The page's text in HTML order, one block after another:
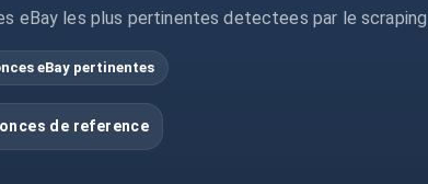
eBay les plus pertinentes detectees par le
eBay pertinentes
de reference